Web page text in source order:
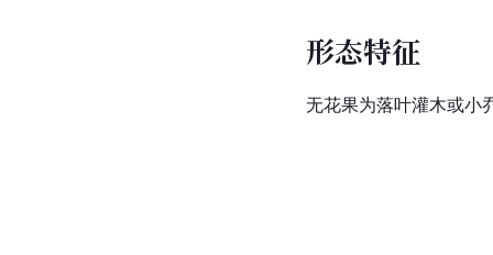
形态特征
无花果为落叶灌木或小